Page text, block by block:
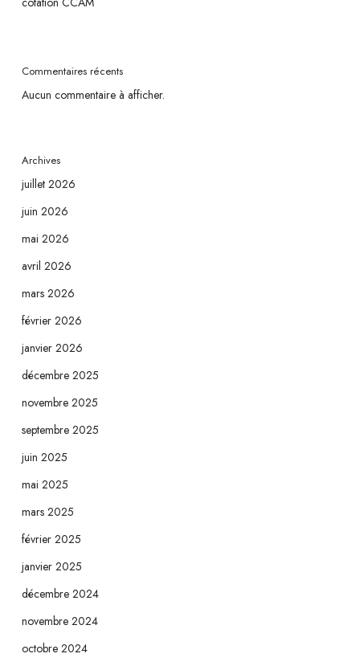
Commentaires récents
Aucun commentaire à afficher.
Archives
juillet 2026
juin 2026
mai 2026
avril 2026
mars 2026
février 2026
janvier 2026
décembre 2025
novembre 2025
septembre 2025
juin 2025
mai 2025
mars 2025
février 2025
janvier 2025
décembre 2024
novembre 2024
octobre 2024